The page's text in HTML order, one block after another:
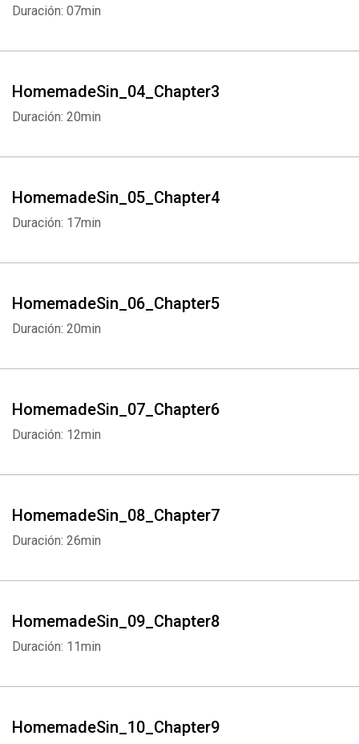
Duración: 07min
HomemadeSin_04_Chapter3
Duración: 20min
HomemadeSin_05_Chapter4
Duración: 17min
HomemadeSin_06_Chapter5
Duración: 20min
HomemadeSin_07_Chapter6
Duración: 12min
HomemadeSin_08_Chapter7
Duración: 26min
HomemadeSin_09_Chapter8
Duración: 11min
HomemadeSin_10_Chapter9